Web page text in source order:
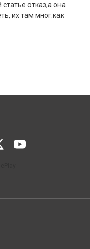
отказ,а она
их там мног.как